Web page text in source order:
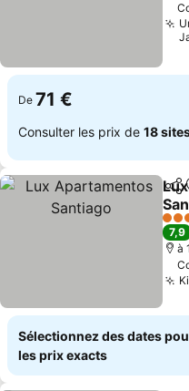
De 71 €
Consulter les prix de 18
3
7,9
à
Sélectionnez des dates
les prix exacts